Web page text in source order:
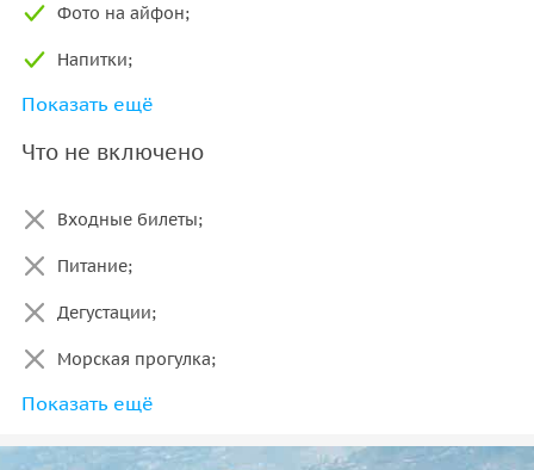
Фото на айфон;
Напитки;
Аптечка с солнцезащитным кремом от солнца;
Дождевики и кофты;
Показать ещё
Что не включено
Входные билеты;
Питание;
Дегустации;
Морская прогулка;
Сувениры.
Показать ещё